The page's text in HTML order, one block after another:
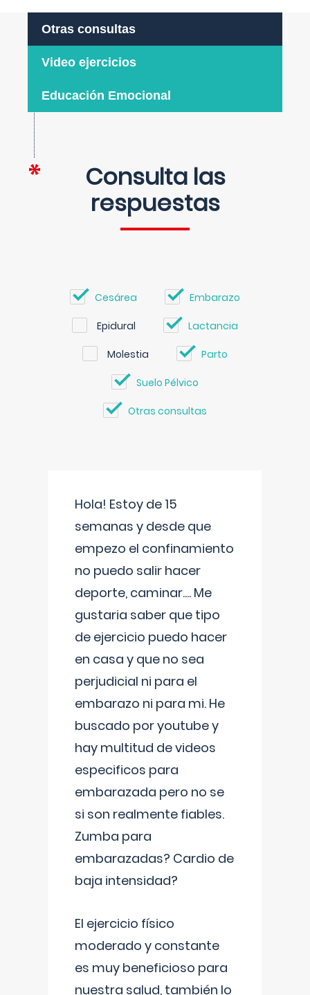
Otras consultas
Video ejercicios
Educación Emocional
Consulta las
respuestas
Cesárea Embarazo
Epidural Lactancia
Molestia Parto
Suelo Pélvico
Otras consultas
Hola! Estoy de 15
semanas y desde que
empezo el confinamiento
no puedo salir hacer
deporte, caminar.... Me
gustaria saber que tipo
de ejercicio puedo hacer
en casa y que no sea
perjudicial ni para el
embarazo ni para mi. He
buscado por youtube y
hay multitud de videos
especificos para
embarazada pero no se
si son realmente fiables.
Zumba para
embarazadas? Cardio de
baja intensidad?
El ejercicio físico
moderado y constante
es muy beneficioso para
nuestra salud, también lo